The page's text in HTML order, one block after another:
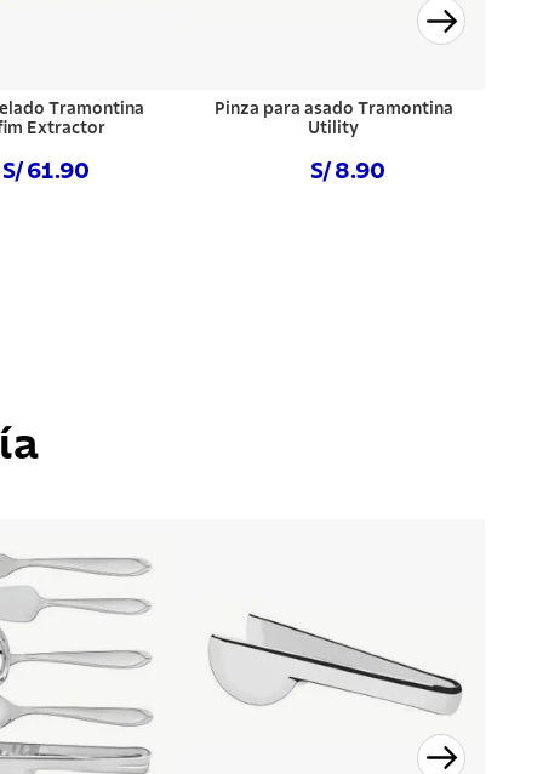
Tramontina
Extractor
S/ 61.90
Pinza para asado Tramontina
Utility
S/ 8.90